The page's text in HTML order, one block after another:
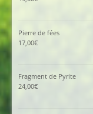
Pierre de fées
17,00€
Fragment de Pyrite
24,00€